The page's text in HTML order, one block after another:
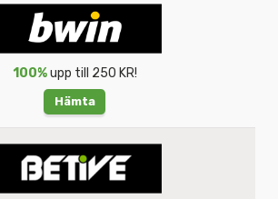
100%upp till 250 KR!
Hämta